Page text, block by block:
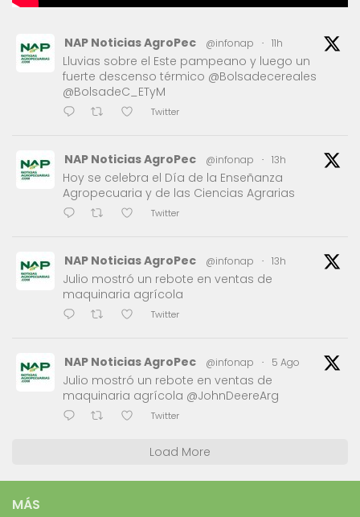
NAP Noticias AgroPec @infonap · 11h
Lluvias sobre el Este pampeano y luego un
fuerte descenso térmico @Bolsadecereales
@BolsadeC_ETyM
Twitter
NAP Noticias AgroPec @infonap · 13h
Hoy se celebra el Día de la Enseñanza
Agropecuaria y de las Ciencias Agrarias
Twitter
NAP Noticias AgroPec @infonap · 13h
Julio mostró un rebote en ventas de
maquinaria agrícola
Twitter
NAP Noticias AgroPec @infonap · 5 Ago
Julio mostró un rebote en ventas de
maquinaria agrícola @JohnDeereArg
Twitter
Load More
MÁS